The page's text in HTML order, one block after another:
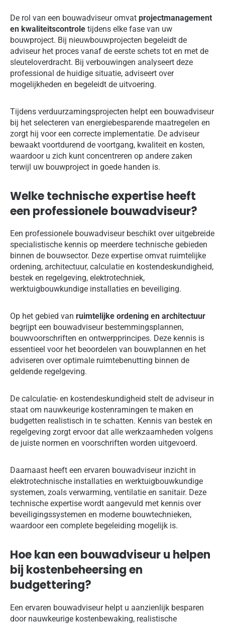
De rol van een bouwadviseur omvat projectmanagement
en kwaliteitscontrole tijdens elke fase van uw
bouwproject. Bij nieuwbouwprojecten begeleidt de
adviseur het proces vanaf de eerste schets tot en met de
sleuteloverdracht. Bij verbouwingen analyseert deze
professional de huidige situatie, adviseert over
mogelijkheden en begeleidt de uitvoering.
Tijdens verduurzamingsprojecten helpt een bouwadviseur
bij het selecteren van energiebesparende maatregelen en
zorgt hij voor een correcte implementatie. De adviseur
bewaakt voortdurend de voortgang, kwaliteit en kosten,
waardoor u zich kunt concentreren op andere zaken
terwijl uw bouwproject in goede handen is.
Welke technische expertise heeft
een professionele bouwadviseur?
Een professionele bouwadviseur beschikt over uitgebreide
specialistische kennis op meerdere technische gebieden
binnen de bouwsector. Deze expertise omvat ruimtelijke
ordening, architectuur, calculatie en kostendeskundigheid,
bestek en regelgeving, elektrotechniek,
werktuigbouwkundige installaties en beveiliging.
Op het gebied van ruimtelijke ordening en architectuur
begrijpt een bouwadviseur bestemmingsplannen,
bouwvoorschriften en ontwerpprincipes. Deze kennis is
essentieel voor het beoordelen van bouwplannen en het
adviseren over optimale ruimtebenutting binnen de
geldende regelgeving.
De calculatie- en kostendeskundigheid stelt de adviseur in
staat om nauwkeurige kostenramingen te maken en
budgetten realistisch in te schatten. Kennis van bestek en
regelgeving zorgt ervoor dat alle werkzaamheden volgens
de juiste normen en voorschriften worden uitgevoerd.
Daarnaast heeft een ervaren bouwadviseur inzicht in
elektrotechnische installaties en werktuigbouwkundige
systemen, zoals verwarming, ventilatie en sanitair. Deze
technische expertise wordt aangevuld met kennis over
beveiligingssystemen en moderne bouwtechnieken,
waardoor een complete begeleiding mogelijk is.
Hoe kan een bouwadviseur u helpen
bij kostenbeheersing en
budgettering?
Een ervaren bouwadviseur helpt u aanzienlijk besparen
door nauwkeurige kostenbewaking, realistische